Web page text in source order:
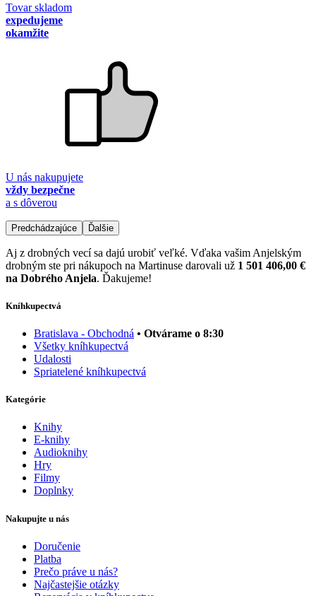
Tovar skladom
expedujeme
okamžite
U nás nakupujete
vždy bezpečne
a s dôverou
Predchádzajúce Ďalšie
Aj z drobných vecí sa dajú urobiť veľké. Vďaka vašim Anjelským
drobným ste pri nákupoch na Martinuse darovali už 1 501 406,00 €
na Dobrého Anjela. Ďakujeme!
Kníhkupectvá
Bratislava - Obchodná • Otvárame o 8:30
Všetky kníhkupectvá
Udalosti
Spriatelené kníhkupectvá
Kategórie
Knihy
E-knihy
Audioknihy
Hry
Filmy
Doplnky
Nakupujte u nás
Doručenie
Platba
Prečo práve u nás?
Najčastejšie otázky